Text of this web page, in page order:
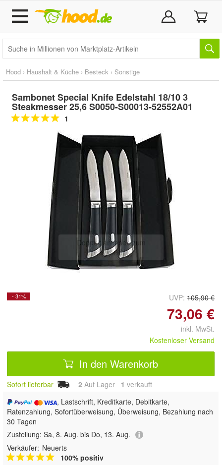
Hood › Haushalt & Küche › Besteck › Sonstige
Sambonet Special Knife Edelstahl 18/10 3
Steakmesser 25,6 S0050-S00013-52552A01
1
Doppelt antippen zum
vergrößern
- 31% UVP: 105,90 €
73,06 €
inkl. MwSt.
Kostenloser Versand
In den Warenkorb
Sofort lieferbar 2 Auf Lager 1 verkauft
, Lastschrift, Kreditkarte, Debitkarte,
Ratenzahlung, Sofortüberweisung, Überweisung, Bezahlung nach
30 Tagen
Zustellung: Sa, 8. Aug. bis Do, 13. Aug.
Verkäufer: Neuerts
100% positiv